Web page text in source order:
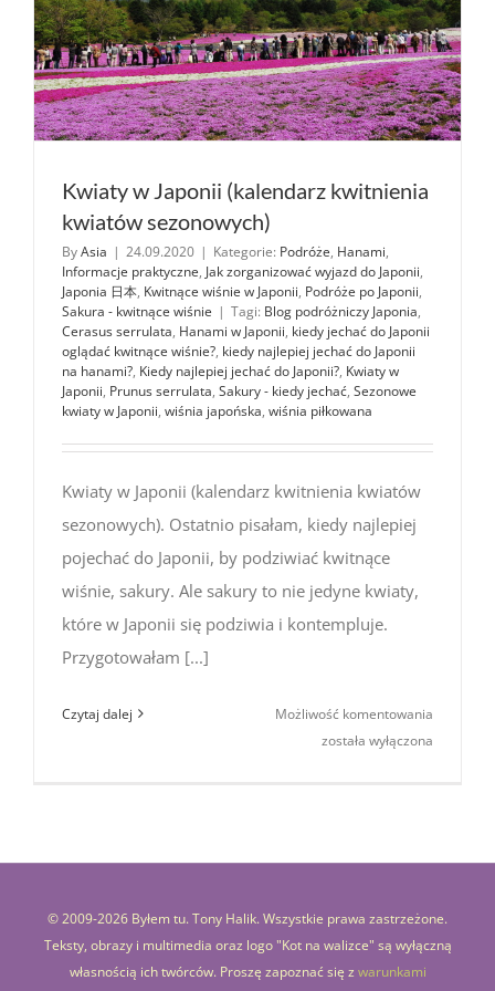
Kwiaty w Japonii (kalendarz kwitnienia
kwiatów sezonowych)
ByAsia | 24.09.2020 | Kategorie: Podróże, Hanami,
Informacje praktyczne, Jak zorganizować wyjazd do Japonii,
Japonia 日本, Kwitnące wiśnie w Japonii, Podróże po Japonii,
Sakura - kwitnące wiśnie | Tagi: Blog podróżniczy Japonia,
Cerasus serrulata, Hanami w Japonii, kiedy jechać do Japonii
oglądać kwitnące wiśnie?, kiedy najlepiej jechać do Japonii
na hanami?, Kiedy najlepiej jechać do Japonii?, Kwiaty w
Japonii, Prunus serrulata, Sakury - kiedy jechać, Sezonowe
kwiaty w Japonii, wiśnia japońska, wiśnia piłkowana
Kwiaty w Japonii (kalendarz kwitnienia kwiatów
sezonowych). Ostatnio pisałam, kiedy najlepiej
pojechać do Japonii, by podziwiać kwitnące
wiśnie, sakury. Ale sakury to nie jedyne kwiaty,
które w Japonii się podziwia i kontempluje.
Przygotowałam [...]
Czytaj dalej Możliwość komentowania
została wyłączona
© 2009-2026 Byłem tu. Tony Halik. Wszystkie prawa zastrzeżone.
Teksty, obrazy i multimedia oraz logo "Kot na walizce" są wyłączną
własnością ich twórców. Proszę zapoznać się z warunkami